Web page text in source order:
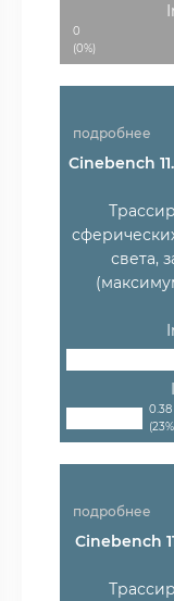
0
(0%)
подробнее
Cinebench
света,
0.38
подробнее
Cinebench